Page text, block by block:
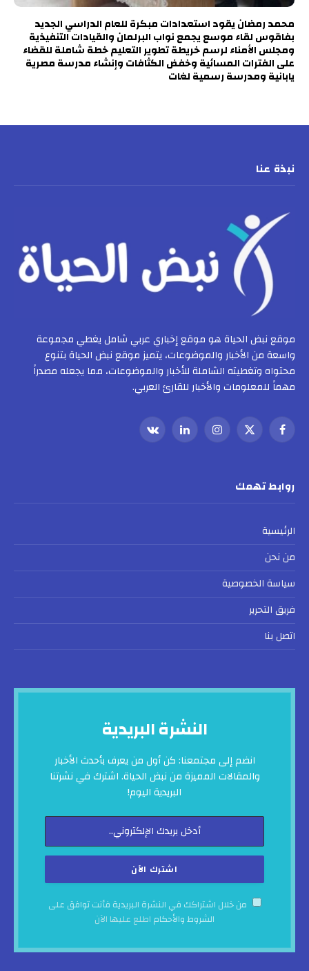
محمد رمضان يقود استعدادات مبكرة للعام الدراسي الجديد
بفاقوس لقاء موسع يجمع نواب البرلمان والقيادات التنفيذية
ومجلس الأمناء لرسم خريطة تطوير التعليم خطة شاملة للقضاء
على الفترات المسائية وخفض الكثافات وإنشاء مدرسة مصرية
يابانية ومدرسة رسمية لغات
نبذة عنا
موقع نبض الحياة هو موقع إخباري عربي شامل يغطي مجموعة
واسعة من الأخبار والموضوعات، يتميز موقع نبض الحياة بتنوع
محتواه وتغطيته الشاملة للأخبار والموضوعات، مما يجعله مصدراً
مهماً للمعلومات والأخبار للقارئ العربي.
فيسبوك
X
الانستغراملينكدإنVKontakte
روابط تهمك
الرئيسية
من نحن
سياسة الخصوصية
فريق التحرير
اتصل بنا
النشرة البريدية
انضم إلى مجتمعنا: كن أول من يعرف بأحدث الأخبار
والمقالات المميزة من نبض الحياة. اشترك في نشرتنا
البريدية اليوم!
من خلال اشتراكك في النشرة البريدية فأنت توافق على
الشروط والأحكام اطلع عليها الآن